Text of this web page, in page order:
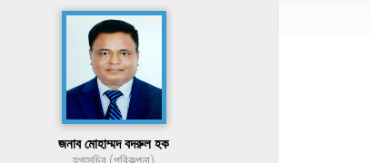
জনাব মোহাম্মদ বদরুল হক